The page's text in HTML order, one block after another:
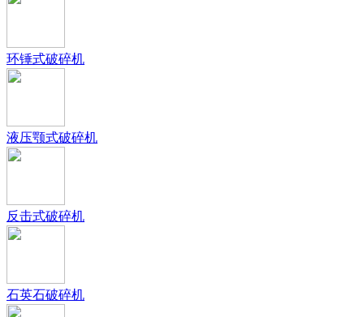
环锤式破碎机
液压颚式破碎机
反击式破碎机
石英石破碎机